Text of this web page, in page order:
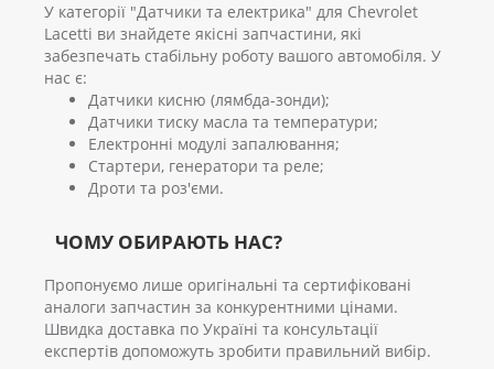
У категорії "Датчики та електрика" для Chevrolet
Lacetti ви знайдете якісні запчастини, які
забезпечать стабільну роботу вашого автомобіля. У
нас є:
Датчики кисню (лямбда-зонди);
Датчики тиску масла та температури;
Електронні модулі запалювання;
Стартери, генератори та реле;
Дроти та роз'єми.
ЧОМУ ОБИРАЮТЬ НАС?
Пропонуємо лише оригінальні та сертифіковані
аналоги запчастин за конкурентними цінами.
Швидка доставка по Україні та консультації
експертів допоможуть зробити правильний вибір.